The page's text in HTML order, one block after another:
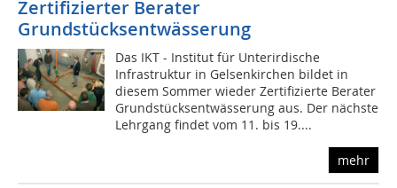
Zertifizierter Berater
Grundstücksentwässerung
Das IKT - Institut für Unterirdische
Infrastruktur in Gelsenkirchen bildet in
diesem Sommer wieder Zertifizierte Berater
Grundstücksentwässerung aus. Der nächste
Lehrgang findet vom 11. bis 19....
mehr